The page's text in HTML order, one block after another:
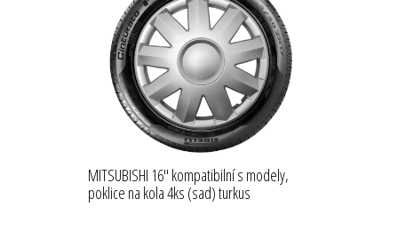
MITSUBISHI 16'' kompatibilní s modely,
poklice na kola 4ks (sad) turkus